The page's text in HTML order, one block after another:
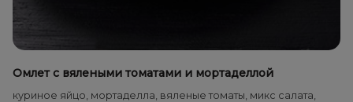
Омлет с вялеными томатами и мортаделлой
куриное яйцо, мортаделла, вяленые томаты, микс салата,